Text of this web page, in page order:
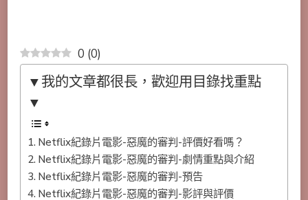
0 (0)
▼我的文章都很長，歡迎用目錄找重點
▼
Netflix紀錄片電影-惡魔的審判-評價好看嗎？
Netflix紀錄片電影-惡魔的審判-劇情重點與介紹
Netflix紀錄片電影-惡魔的審判-預告
Netflix紀錄片電影-惡魔的審判-影評與評價